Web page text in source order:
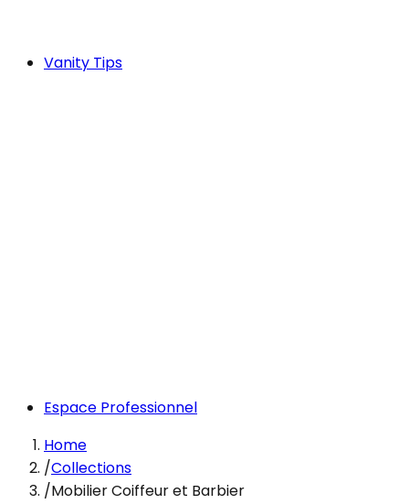
Vanity Tips
Espace Professionnel
Home
/Collections
/Mobilier Coiffeur et Barbier